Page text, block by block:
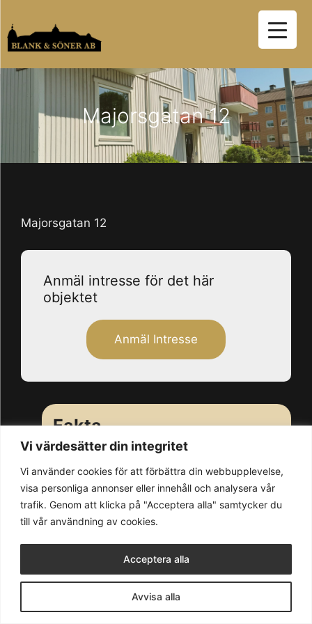
Vi värdesätter din integritet
Vi använder cookies för att förbättra din webbupplevelse,
visa personliga annonser eller innehåll och analysera vår
trafik. Genom att klicka på "Acceptera alla" samtycker du
till vår användning av cookies.
Avvisa alla
Acceptera alla
till
innehåll
Majorsgatan 12
Majorsgatan 12
Anmäl intresse för det här
objektet
Anmäl Intresse
Fakta
Ort:
Adress:
© 2026 Blank & Söner AB